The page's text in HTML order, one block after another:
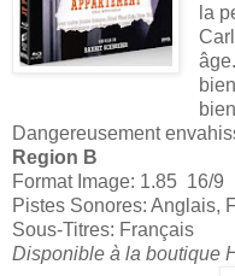
la
Dangereusement
Region B
Format Image: 1.85 16/9
Pistes Sonores: Anglais,
Sous-Titres: Français
Disponible à la boutique